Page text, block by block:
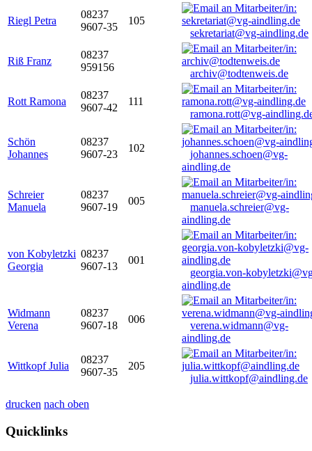
Riegl Petra
08237
9607-35
105
sekretariat@vg-aindling.de
Riß Franz
08237
959156
archiv@todtenweis.de
Rott Ramona
08237
9607-42
111
ramona.rott@vg-
Schön
Johannes
08237
9607-23
102
johannes.schoen@vg-
aindling.de
Schreier
Manuela
08237
9607-19
005
manuela.schreier@vg-
aindling.de
von Kobyletzki
Georgia
08237
9607-13
001
georgia.von-
aindling.de
Widmann
Verena
08237
9607-18
006
verena.widmann@vg-
aindling.de
Wittkopf Julia
08237
9607-35
205
julia.wittkopf@aindling.de
drucken nach oben
Quicklinks